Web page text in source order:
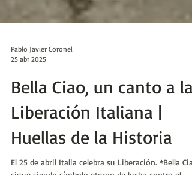
Pablo Javier Coronel
25 abr 2025
Bella Ciao, un canto a la
Liberación Italiana |